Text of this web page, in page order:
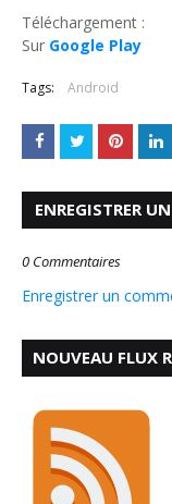
Téléchargement :
Sur Google Play
Tags: Android
ENREGISTRER
0 Commentaires
Enregistrer un
NOUVEAU FLUX